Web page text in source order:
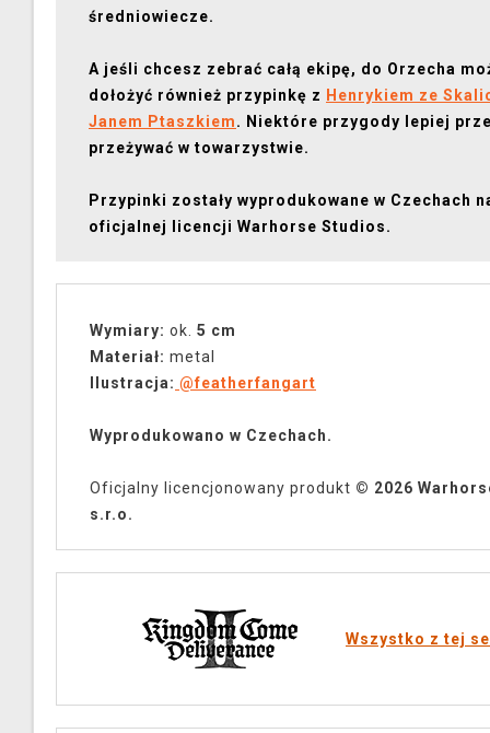
średniowiecze.
A jeśli chcesz zebrać całą ekipę, do Orzecha
dołożyć również przypinkę z Henrykiem ze
Janem Ptaszkiem. Niektóre przygody lepiej
przeżywać w towarzystwie.
Przypinki zostały wyprodukowane w Czechach
oficjalnej licencji Warhorse Studios.
Wymiary: ok. 5 cm
Materiał: metal
Ilustracja: @featherfangart
Wyprodukowano w Czechach.
Oficjalny licencjonowany produkt © 2026
s.r.o.
Wszystko z tej